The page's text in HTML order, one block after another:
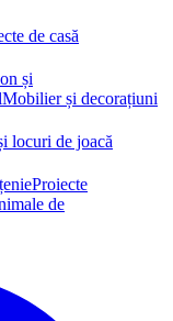
de casă
și
Mobilier și decorațiuni
locuri de joacă
Proiecte
de